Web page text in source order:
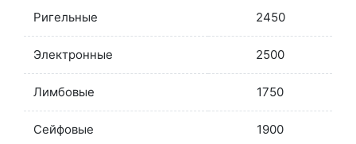
Ригельные 2450
Электронные 2500
Лимбовые 1750
Сейфовые 1900